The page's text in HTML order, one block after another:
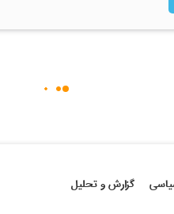
گزارش و تحلیل